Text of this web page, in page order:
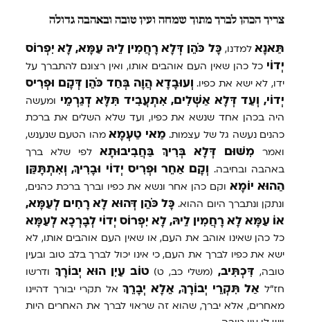
צריך הכהן לברך מתוך שמחה ועין טובה ובאהבה גדולה
תַּאנָאלמדנו, כָּל כֹּהֵן דְּלָא רָחֲמִין לֵיהּ עַמָּא,לָא יִפְרוֹס
יְדוֹי כל כהן שאין העם אוהבים אותו, ואין רצונם להתברך על
ידו, לא ישא את כפיו. וְעוּבָדָא הֲוָה בְּחַד כֹּהֵן דְּקָם וּפְרִיס
יְדוֹי, וְעַד דְּלָא אַשְׁלִים, אִתְעֲבִיד תִּלָּא דְגַרְמֵי ומעשה
היה בכהן אחד שנשא את כפיו, ועד שלא השלים את ברכת
כהנים נעשה גל של עצמות. מַאי טַעְמָאמהו הטעם שנענש,
ואמר מִשּׁוּם דְּלָא בְּרִיךְ בַּחֲבִיבוּתָא לפי שלא ברך
באהבה ובחיבה. וְקָם אַחֵר וּפְרִיס יְדוֹי וּבָרִיךְ, וְאִתְתָּקַּן
הַהוּא יוֹמָאוקם כהן אחר ונשא את כפיו וברך ברכת כהנים,
ונתקן ונתברך היום ההוא. כָּל כֹּהֵן דְּהוּא לָא רָחִים לְעַמָּא,
אוֹ עַמָּאלָא רָחֲמִין לֵיהּ,לָא יִפְרוֹס יְדוֹי לְבָרְכָאלְעַמָּא
כל כהן שאינו אוהב את העם, או שאין העם אוהבים אותו, לא
ישא את כפיו לברך את העם, כי אינו יכול לברך בלב טוב ובעין
טובה, דִּכְתִּיב,(משלי כב, ט) טוֹב עַיִן הוּא יְבוֹרָךְ ודרשו
חז"ל אַל תִּקְרֵי יְבוֹרָךְ, אֵלָא יְבָרֵךְאל תקרי יבורך דהיינו
מאחרים, אלא יברך, שהוא זה שראוי לברך את האחרים היות